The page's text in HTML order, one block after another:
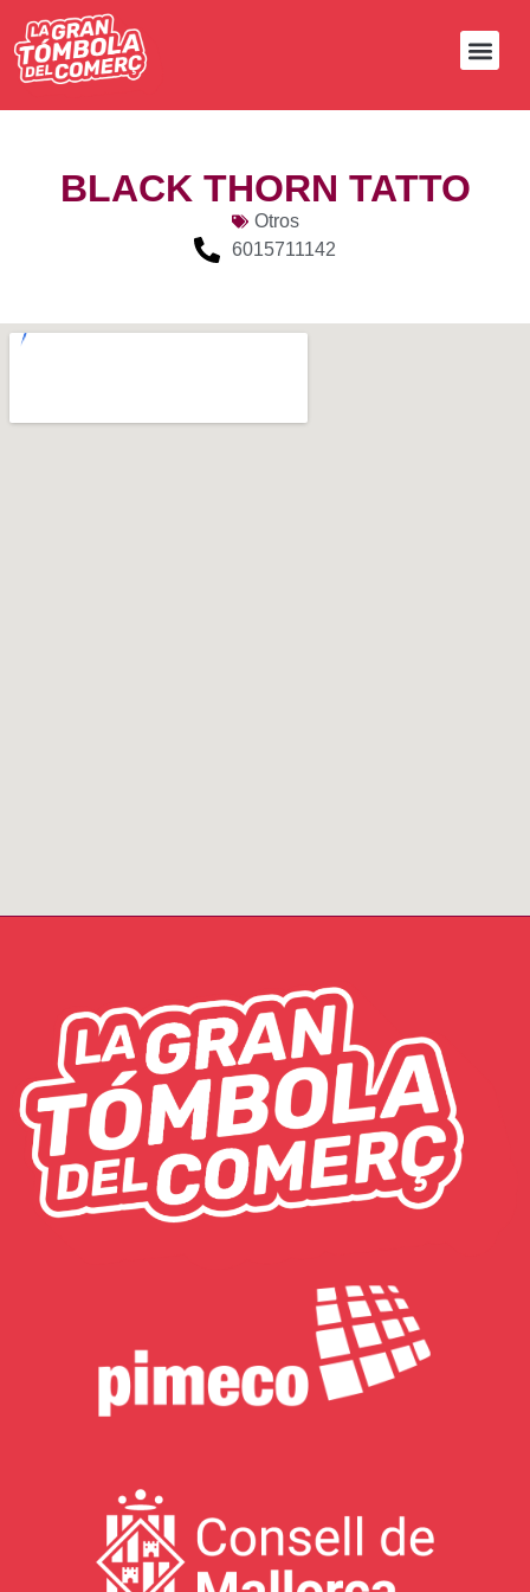
BLACK THORN TATTO
Otros
6015711142